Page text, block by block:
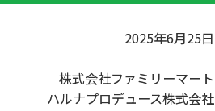
2025年6月25日
株式会社ファミリーマート
ハルナプロデュース株式会社